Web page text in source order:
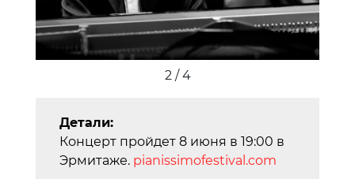
2 / 4
Детали:
Концерт пройдет 8 июня в 19:00 в
Эрмитаже. pianissimofestival.com